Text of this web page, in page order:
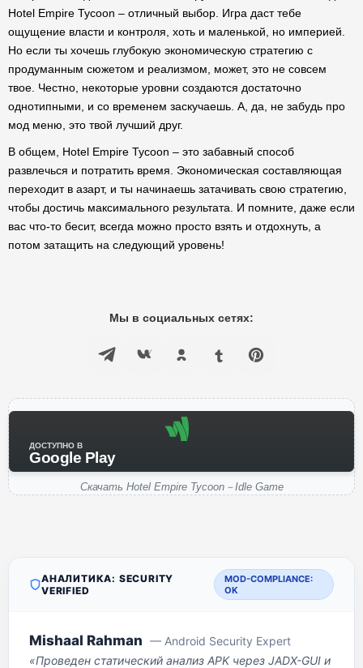
Hotel Empire Tycoon – отличный выбор. Игра даст тебе
ощущение власти и контроля, хоть и маленькой, но империей.
Но если ты хочешь глубокую экономическую стратегию с
продуманным сюжетом и реализмом, может, это не совсем
твое. Честно, некоторые уровни создаются достаточно
однотипными, и со временем заскучаешь. А, да, не забудь про
мод меню, это твой лучший друг.
В общем, Hotel Empire Tycoon – это забавный способ
развлечься и потратить время. Экономическая составляющая
переходит в азарт, и ты начинаешь затачивать свою стратегию,
чтобы достичь максимального результата. И помните, даже если
вас что-то бесит, всегда можно просто взять и отдохнуть, а
потом затащить на следующий уровень!
Мы в социальных сетях:
ДОСТУПНО В
Google Play
Скачать Hotel Empire Tycoon－Idle Game
АНАЛИТИКА: SECURITY
VERIFIED
MOD-COMPLIANCE:
OK
Mishaal Rahman — Android Security Expert
«Проведен статический анализ APK через JADX-GUI и